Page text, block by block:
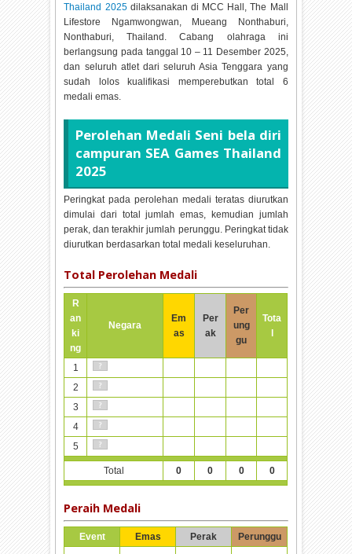
Thailand 2025dilaksanakan di MCC Hall, The Mall
Lifestore Ngamwongwan, Mueang Nonthaburi,
Nonthaburi, Thailand. Cabang olahraga ini
berlangsung pada tanggal 10 – 11 Desember 2025,
dan seluruh atlet dari seluruh Asia Tenggara yang
sudah lolos kualifikasi memperebutkan total 6
medali emas.
Perolehan Medali Seni bela diri
campuran SEA Games Thailand
2025
Peringkat pada perolehan medali teratas diurutkan
dimulai dari total jumlah emas, kemudian jumlah
perak, dan terakhir jumlah perunggu. Peringkat tidak
diurutkan berdasarkan total medali keseluruhan.
Total Perolehan Medali
R
an
ki
ng
Negara
Em
as
Per
ak
Per
ung
gu
Tota
l
1
2
3
4
5
Total 0 0 0 0
Peraih Medali
Event Emas Perak Perunggu